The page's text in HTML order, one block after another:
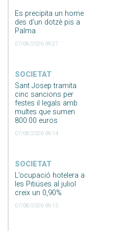
Es precipita un home
des d’un dotzè pis a
Palma
07/08/2026 09:27
SOCIETAT
Sant Josep tramita
cinc sancions per
festes il·legals amb
multes que sumen
800.00 euros
07/08/2026 09:14
SOCIETAT
L’ocupació hotelera a
les Pitiüses al juliol
creix un 0,90%
07/08/2026 09:15